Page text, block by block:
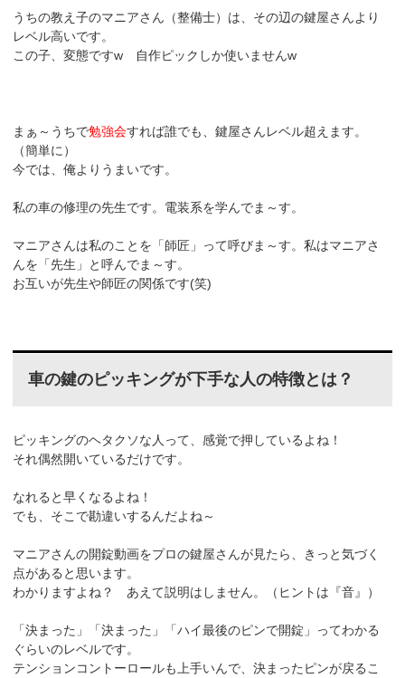
うちの教え子のマニアさん（整備士）は、その辺の鍵屋さんより
レベル高いです。
この子、変態ですw 自作ピックしか使いませんw
まぁ～うちで勉強会すれば誰でも、鍵屋さんレベル超えます。
（簡単に）
今では、俺よりうまいです。
私の車の修理の先生です。電装系を学んでま～す。
マニアさんは私のことを「師匠」って呼びま～す。私はマニアさ
んを「先生」と呼んでま～す。
お互いが先生や師匠の関係です(笑)
車の鍵のピッキングが下手な人の特徴とは？
ピッキングのヘタクソな人って、感覚で押しているよね！
それ偶然開いているだけです。
なれると早くなるよね！
でも、そこで勘違いするんだよね～
マニアさんの開錠動画をプロの鍵屋さんが見たら、きっと気づく
点があると思います。
わかりますよね？ あえて説明はしません。（ヒントは『音』）
「決まった」「決まった」「ハイ最後のピンで開錠」ってわかる
ぐらいのレベルです。
テンションコントーロールも上手いんで、決まったピンが戻るこ